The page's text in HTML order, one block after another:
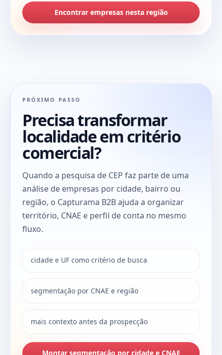
Encontrar empresas nesta região
PRÓXIMO PASSO
Precisa transformar
localidade em critério
comercial?
Quando a pesquisa de CEP faz parte de uma
análise de empresas por cidade, bairro ou
região, o Capturama B2B ajuda a organizar
território, CNAE e perfil de conta no mesmo
fluxo.
cidade e UF como critério de busca
segmentação por CNAE e região
mais contexto antes da prospecção
Montar segmentação por cidade e CNAE